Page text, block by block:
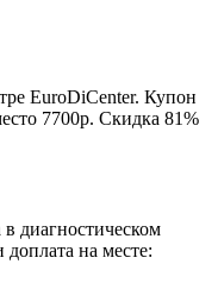
EuroDiCenter. Купон
7700р. Скидка 81%
диагностическом
на месте: